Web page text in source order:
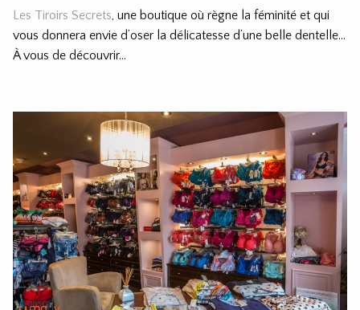
Les Tiroirs Secrets, une boutique où règne la féminité et qui
vous donnera envie d’oser la délicatesse d’une belle dentelle…
À vous de découvrir…